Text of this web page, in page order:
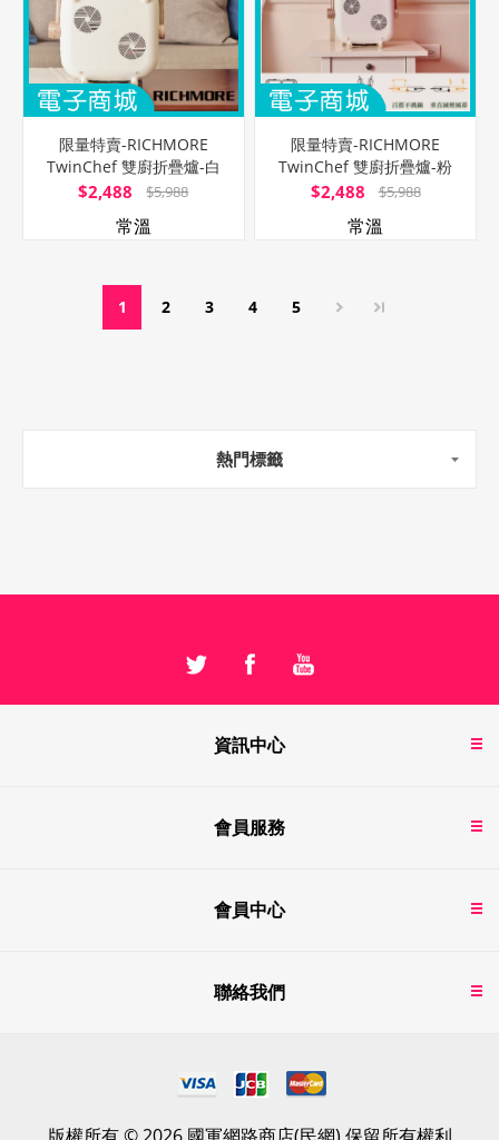
限量特賣-RICHMORE
TwinChef 雙廚折疊爐-白
(平烤盤+圓格盤雙盤組)
$2,488 $5,988
常溫
限量特賣-RICHMORE
TwinChef 雙廚折疊爐-粉
(平烤盤+圓格盤雙盤組)
$2,488 $5,988
常溫
1 2 3 4 5
熱門標籤
資訊中心
會員服務
會員中心
聯絡我們